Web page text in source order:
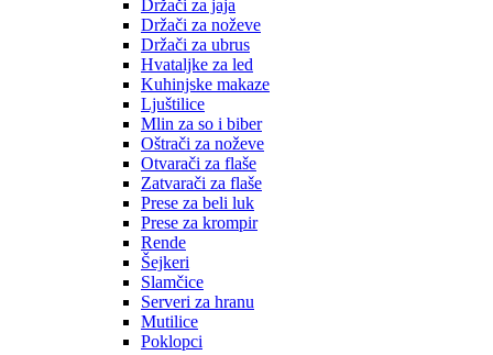
Držači za jaja
Držači za noževe
Držači za ubrus
Hvataljke za led
Kuhinjske makaze
Ljuštilice
Mlin za so i biber
Oštrači za noževe
Otvarači za flaše
Zatvarači za flaše
Prese za beli luk
Prese za krompir
Rende
Šejkeri
Slamčice
Serveri za hranu
Mutilice
Poklopci